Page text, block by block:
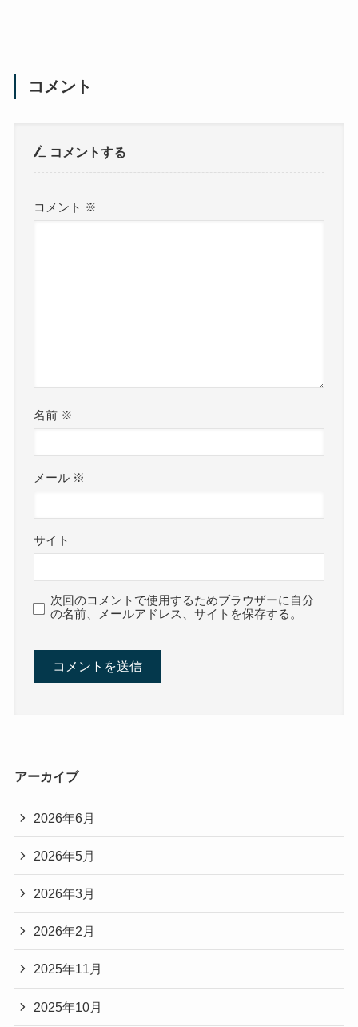
コメント
コメントする
コメント ※
名前 ※
メール ※
サイト
次回のコメントで使用するためブラウザーに自分
の名前、メールアドレス、サイトを保存する。
アーカイブ
2026年6月
2026年5月
2026年3月
2026年2月
2025年11月
2025年10月